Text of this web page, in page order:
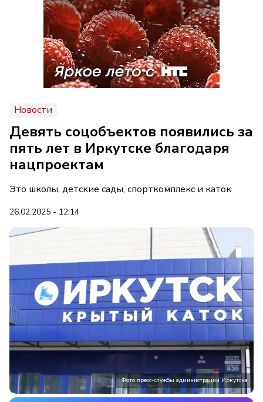
Новости
Девять соцобъектов появились за
пять лет в Иркутске благодаря
нацпроектам
Это школы, детские сады, спорткомплекс и каток
26.02.2025 - 12:14
Фото пресс-службы администрации Иркутска